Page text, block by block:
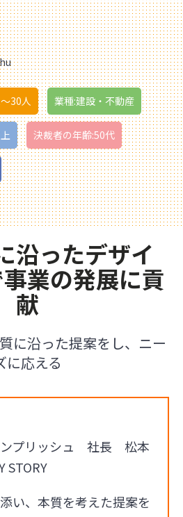
30人 業種:建設・不動産
決裁者の年齢:50代
沿ったデザイ
業の発展に貢
献
に沿った提案をし、ニー
に応える
ンプリッシュ 社長 松本
STORY
い、本質を考えた提案を